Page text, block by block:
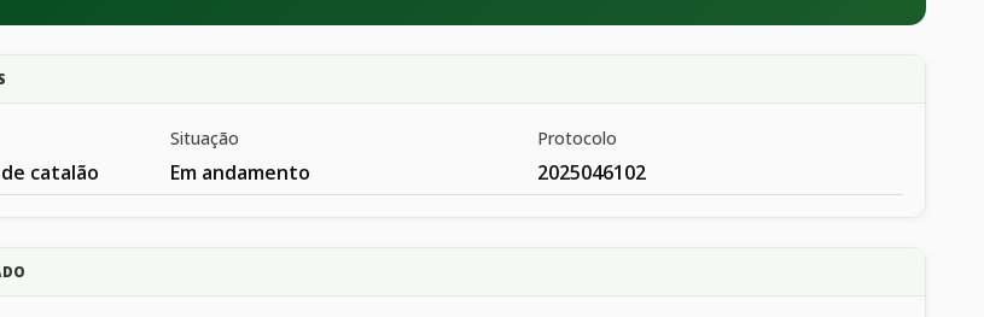
catalão
Situação
Em andamento
Protocolo
2025046102